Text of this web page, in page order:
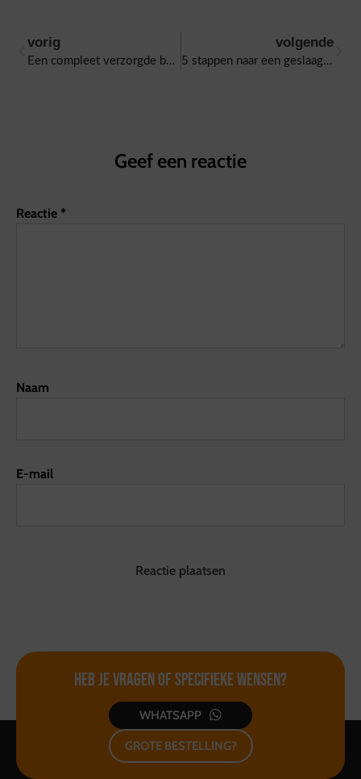
vorig
Een compleet verzorgde barbecue op jouw bruiloft!
volgende
5 stappen naar een geslaagde kerstborrel met Slagerij van Guilik
Geef een reactie
Reactie *
Naam
E-mail
Heb je vragen ofspecifieke wensen?
WHATSAPP
GROTE BESTELLING?